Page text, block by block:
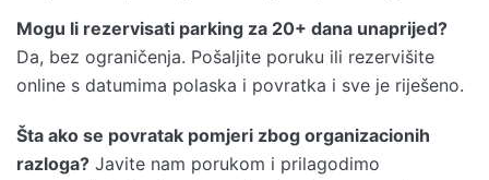
Mogu li rezervisati parking za 20+ dana unaprijed?
Da, bez ograničenja. Pošaljite poruku ili rezervišite
online s datumima polaska i povratka i sve je riješeno.
Šta ako se povratak pomjeri zbog organizacionih
razloga? Javite nam porukom i prilagodimo